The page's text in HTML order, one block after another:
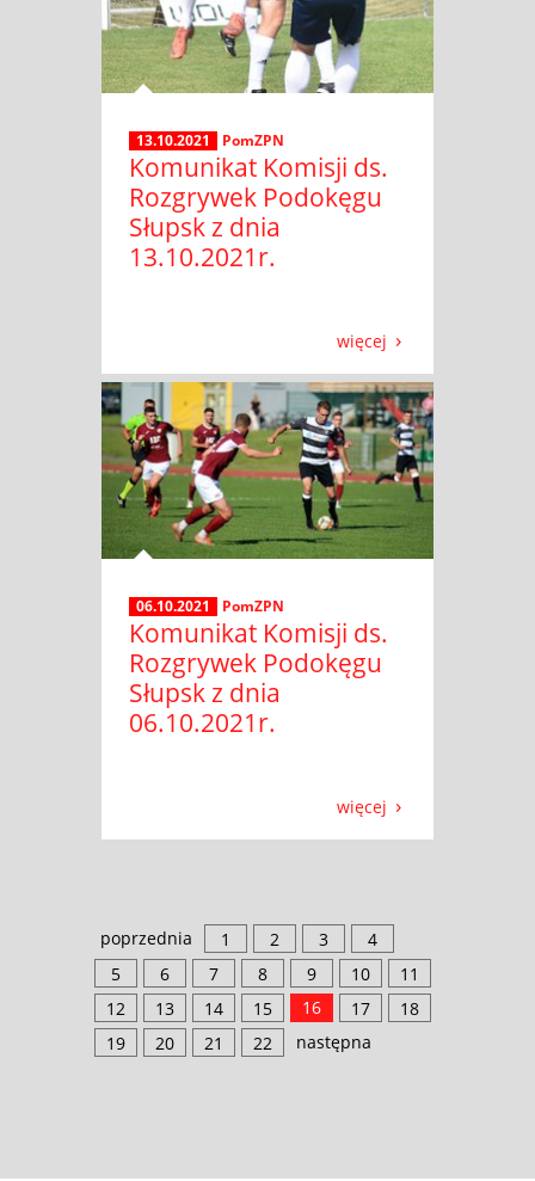
13.10.2021 PomZPN
Komunikat Komisji ds.
Rozgrywek Podokęgu
Słupsk z dnia
13.10.2021r.
więcej
06.10.2021 PomZPN
Komunikat Komisji ds.
Rozgrywek Podokęgu
Słupsk z dnia
06.10.2021r.
więcej
poprzednia 1 2 3
4
5
6 7 8 9 10
11
12
13 14 15 16 17
18
19
20 21 22 następna